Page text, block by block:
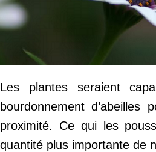
Les plantes seraient
bourdonnement d’abeilles
proximité. Ce qui les
quantité plus importante de